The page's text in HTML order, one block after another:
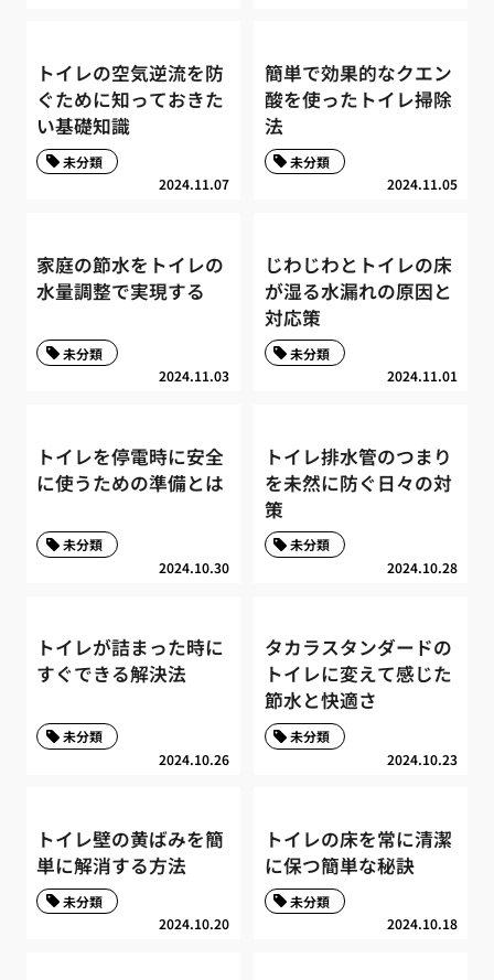
トイレの空気逆流を防
ぐために知っておきた
い基礎知識
2024.11.07
未分類
簡単で効果的なクエン
酸を使ったトイレ掃除
法
2024.11.05
未分類
家庭の節水をトイレの
水量調整で実現する
2024.11.03
未分類
じわじわとトイレの床
が湿る水漏れの原因と
対応策
2024.11.01
未分類
トイレを停電時に安全
に使うための準備とは
2024.10.30
未分類
トイレ排水管のつまり
を未然に防ぐ日々の対
策
2024.10.28
未分類
トイレが詰まった時に
すぐできる解決法
2024.10.26
未分類
タカラスタンダードの
トイレに変えて感じた
節水と快適さ
2024.10.23
未分類
トイレ壁の黄ばみを簡
単に解消する方法
2024.10.20
未分類
トイレの床を常に清潔
に保つ簡単な秘訣
2024.10.18
未分類